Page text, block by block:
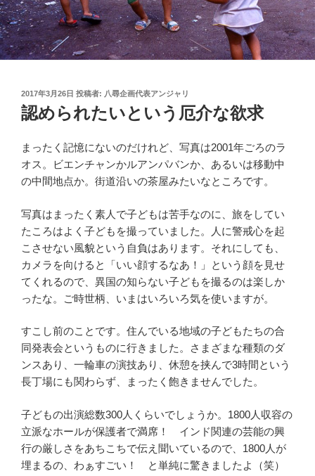
投
稿
日:
2017年3月26日 投稿者: 八尋企画代表アンジャリ
認められたいという厄介な欲求
まったく記憶にないのだけれど、写真は2001年ごろのラ
オス。ビエンチャンかルアンパバンか、あるいは移動中
の中間地点か。街道沿いの茶屋みたいなところです。
写真はまったく素人で子どもは苦手なのに、旅をしてい
たころはよく子どもを撮っていました。人に警戒心を起
こさせない風貌という自負はあります。それにしても、
カメラを向けると「いい顔するなあ！」という顔を見せ
てくれるので、異国の知らない子どもを撮るのは楽しか
ったな。ご時世柄、いまはいろいろ気を使いますが。
すこし前のことです。住んでいる地域の子どもたちの合
同発表会というものに行きました。さまざまな種類のダ
ンスあり、一輪車の演技あり、休憩を挟んで3時間という
長丁場にも関わらず、まったく飽きませんでした。
子どもの出演総数300人くらいでしょうか。1800人収容の
立派なホールが保護者で満席！ インド関連の芸能の興
行の厳しさをあちこちで伝え聞いているので、1800人が
埋まるの、わぁすごい！ と単純に驚きましたよ（笑）